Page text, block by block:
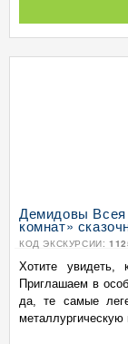
Демидовы
комнат»
КОД ЭКСКУРСИИ:
Хотите увидеть,
Приглашаем в
да, те самые